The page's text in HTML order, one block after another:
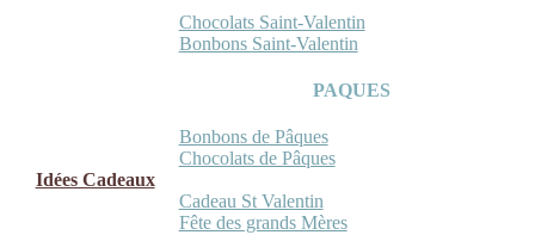
Chocolats Saint-Valentin
Bonbons Saint-Valentin
PAQUES
Bonbons de Pâques
Chocolats de Pâques
Idées Cadeaux
Cadeau St Valentin
Fête des grands Mères